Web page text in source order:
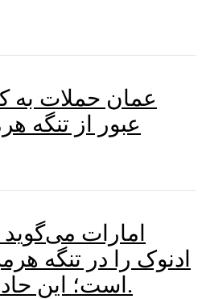
عمان حملات به
عبور از تنگه
امارات
ادنوک را در تنگه
است؛ این حادثه تلفاتی نداشت.